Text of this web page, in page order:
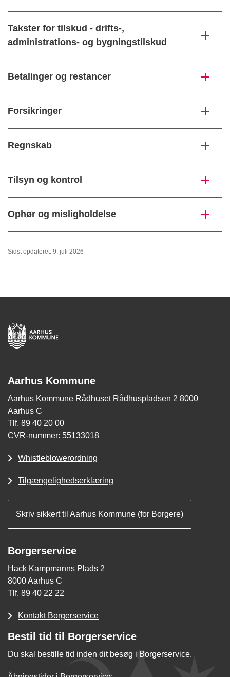
Takster for tilskud - drifts-,
administrations- og bygningstilskud
Betalinger og restancer
Forsikringer
Regnskab
Tilsyn og kontrol
Ophør og misligholdelse
Sidst opdateret: 9. juli 2026
Aarhus Kommune
Aarhus Kommune Rådhuset Rådhuspladsen 2 8000
Aarhus C
Tlf. 89 40 20 00
CVR-nummer: 55133018
Whistleblowerordning
Tilgængelighedserklæring
Skriv sikkert til Aarhus Kommune (for Borgere)
Borgerservice
Hack Kampmanns Plads 2
8000 Aarhus C
Tlf. 89 40 22 22
Kontakt Borgerservice
Bestil tid til Borgerservice
Du skal bestille tid inden dit besøg i Borgerservice.